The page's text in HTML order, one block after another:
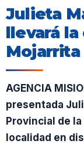
Julieta
llevará la
Mojarrita
AGENCIA
presentada
Provincial de
localidad en